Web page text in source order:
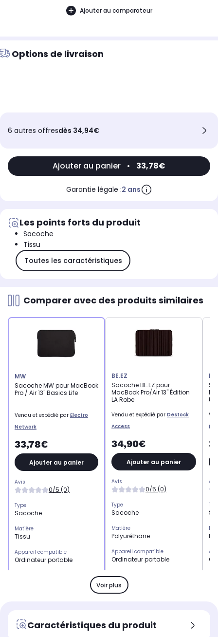
Ajouter au comparateur
Options de livraison
6 autres offresdès 34,94€
Ajouter au panier • 33,78€
Garantie légale :2 ans
Les points forts du produit
Sacoche
Tissu
Toutes les caractéristiques
Comparer avec des produits similaires
MW
Sacoche MW pour MacBook
Pro / Air 13'' Basics Life
Vendu et expédié par Electro
Network
33,78€
Ajouter au panier
Avis
0/5 (0)
Type
Sacoche
Matière
Tissu
Appareil compatible
Ordinateur portable
BE.EZ
Sacoche BE.EZ pour
MacBook Pro/Air 13" Édition
LA Robe
Vendu et expédié par Destock
Access
34,90€
Ajouter au panier
Avis
0/5 (0)
Type
Sacoche
Matière
Polyuréthane
Appareil compatible
Ordinateur portable
Coloris extérieur
Marron
Ult
Voir plus
Caractéristiques du produit